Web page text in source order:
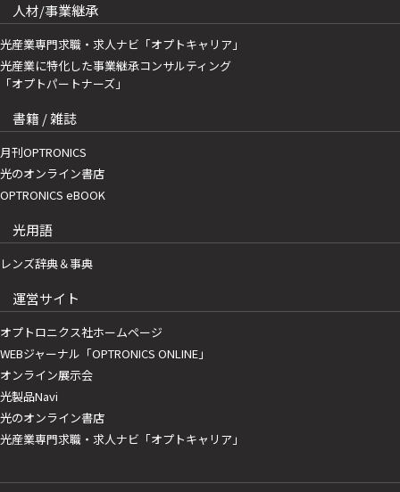
人材/事業継承
光産業専門求職・求人ナビ「オプトキャリア」
光産業に特化した事業継承コンサルティング
「オプトパートナーズ」
書籍 / 雑誌
月刊OPTRONICS
光のオンライン書店
OPTRONICS eBOOK
光用語
レンズ辞典＆事典
運営サイト
オプトロニクス社ホームページ
WEBジャーナル「OPTRONICS ONLINE」
オンライン展示会
光製品Navi
光のオンライン書店
光産業専門求職・求人ナビ「オプトキャリア」